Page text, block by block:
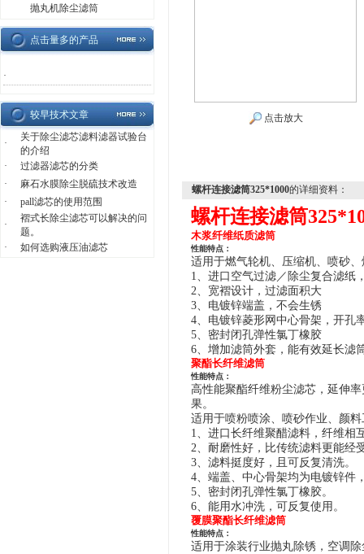
抛丸机除尘滤筒
点击量多的产品
·
较早技术文章
·
关于除尘滤芯滤料滤器试验台
的介绍
·
过滤器滤芯的分类
·
麻石水膜除尘脱硫技术改造
·
pall滤芯的使用范围
·
褶式长除尘滤芯可以解决的问
题。
·
如何选购液压油滤芯
点击放大
螺杆连接滤筒325*1000的详细资料：
螺杆连接滤筒
木浆纤维纸质滤筒
性能特点：
适用于燃气轮机、压缩机、喷砂
1、进口空气过滤／除尘复合滤纸
2、宽褶设计，过滤面积大
3、电镀锌端盖，不会生锈
4、电镀锌菱形网中心骨架，开孔
5、密封闭孔弹性氯丁橡胶
6、增加滤筒外套，能有效延长滤
聚酯长纤维滤筒
性能特点：
高性能聚酯纤维粉尘滤芯，延伸率
果。
适用于喷粉喷涂、喷砂作业、颜
1、进口长纤维聚醋滤料，纤维相
2、耐磨性好，比传统滤料更能经
3、滤料挺度好，且可反复清洗。
4、端盖、中心骨架均为电镀锌件
5、密封闭孔弹性氯丁橡胶。
6、 能用水冲洗，可反复使用。
覆膜聚酯长纤维滤筒
性能特点：
适用于涂装行业抛丸除锈，空调